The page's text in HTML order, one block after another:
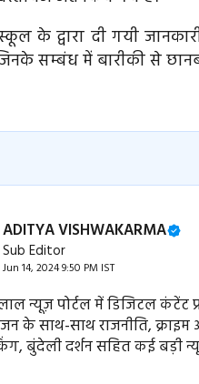
के द्वारा दी गयी
सम्बंध में बारीकी से
ADITYA VISHWAKARMA
Sub Editor
Jun 14, 2024 9:50 PM IST
न्यूज़ पोर्टल में डिजिटल कंटेंट
के साथ-साथ राजनीति,
बुंदेली दर्शन सहित कई